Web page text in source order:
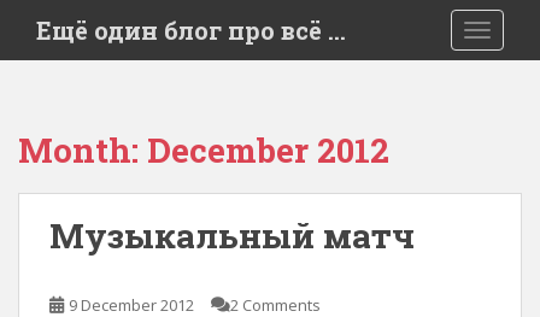
i
Ещё один блог про всё …
Month: December 2012
Музыкальный матч
9 December 2012 2 Comments